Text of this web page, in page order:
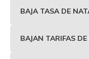
BAJA TASA DE
BAJAN TARIFAS